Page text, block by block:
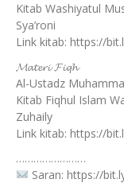
Kitab Washiyatul
Sya’roni
Link kitab: https://
𝓜𝓪𝓽𝓮𝓻𝓲 𝓕𝓲𝓺𝓱
Al-Ustadz
Kitab Fiqhul Islam
Zuhaily
Link kitab: https://
……………………
Saran: https://